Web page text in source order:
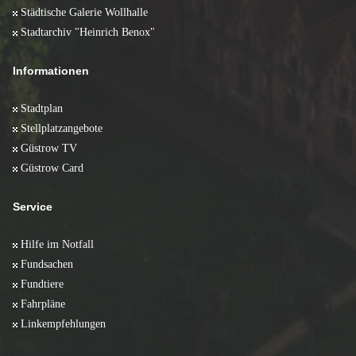
Städtische Galerie Wollhalle
Stadtarchiv "Heinrich Benox"
Informationen
Stadtplan
Stellplatzangebote
Güstrow TV
Güstrow Card
Service
Hilfe im Notfall
Fundsachen
Fundtiere
Fahrpläne
Linkempfehlungen